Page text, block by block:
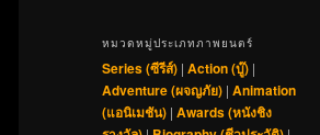
หมวดหมู่ประเภทภาพยนตร์
Series (ซีรีส์) | Action (บู๊) |
Adventure (ผจญภัย) | Animation
(แอนิเมชัน) | Awards (หนังชิง